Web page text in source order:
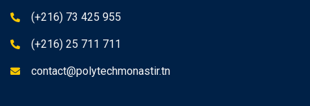
(+216) 73 425 955
(+216) 25 711 711
contact@polytechmonastir.tn